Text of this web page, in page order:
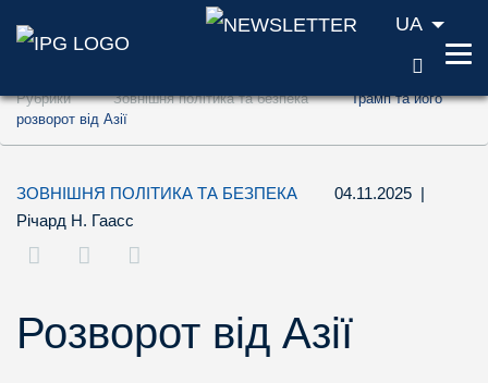
Перейти до змісту (ключ доступу '1')
Перейти до пошуку (ключ доступу '2')
UA
Рубрики Зовнішня політика та безпека
Трамп та його
розворот від Азії
ЗОВНІШНЯ ПОЛІТИКА ТА БЕЗПЕКА 04.11.2025 |
Річард Н. Гаасс
Розворот від Азії